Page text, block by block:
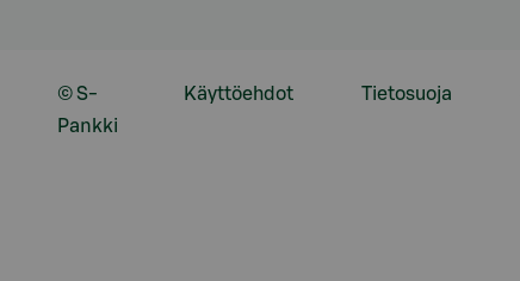
Käyttöehdot Tietosuoja
© S-
Pankki